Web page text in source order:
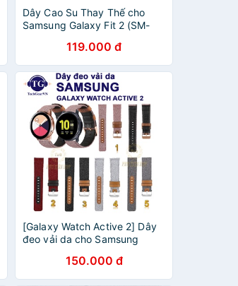
Dây Cao Su Thay Thế cho
Samsung Galaxy Fit 2 (SM-
119.000 đ
[Galaxy Watch Active 2] Dây
đeo vải da cho Samsung
150.000 đ